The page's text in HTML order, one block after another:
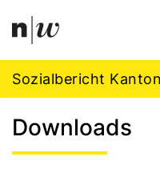
Navigation
Sozialbericht
Downloads
Footer